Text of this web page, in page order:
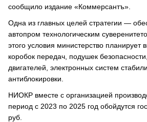
сообщило издание «Коммерсантъ».
Одна из главных целей стратегии —
автопром технологическим
этого условия министерство планирует
коробок передач, подушек
двигателей, электронных систем
антиблокировки.
НИОКР вместе с организацией
период с 2023 по 2025 год обойдутся
руб.